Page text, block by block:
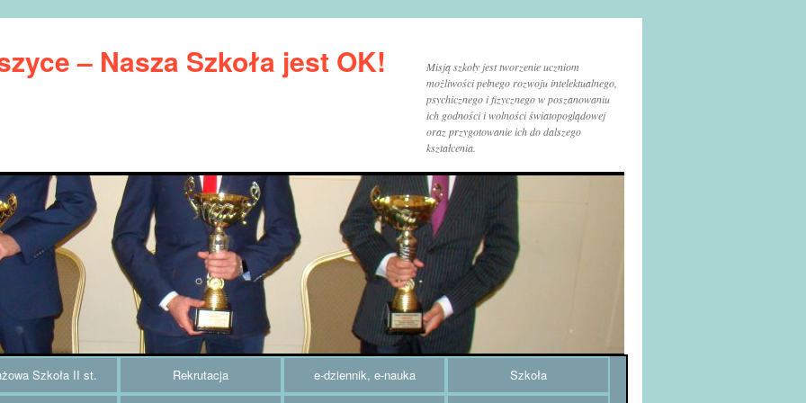
– Nasza Szkoła jest OK!
Misją szkoły jest tworzenie uczniom
możliwości pełnego rozwoju intelektualnego,
psychicznego i fizycznego w poszanowaniu
ich godności i wolności światopoglądowej
oraz przygotowanie ich do dalszego
kształcenia.
Szkoła II st. Rekrutacja e-dziennik, e-nauka Szkoła